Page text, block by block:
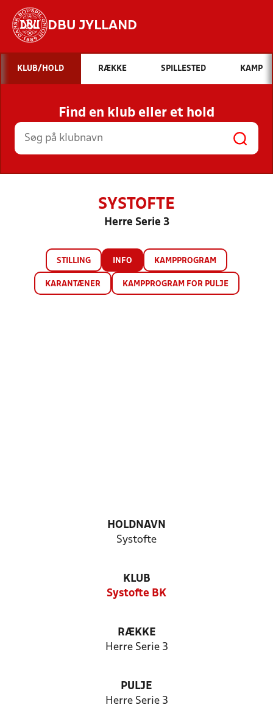
DBU JYLLAND
Hvad vil du søge efter?
INDHOLD OG NYHEDER
STILLINGER, RESULTATER, KLUBBER OG
HOLD
KLUB/HOLD RÆKKE SPILLESTED KAMP
Find en klub eller et hold
SYSTOFTE
Herre Serie 3
STILLING INFO KAMPPROGRAM
KARANTÆNER KAMPPROGRAM FOR PULJE
HOLDNAVN
Systofte
KLUB
Systofte BK
RÆKKE
Herre Serie 3
PULJE
Herre Serie 3